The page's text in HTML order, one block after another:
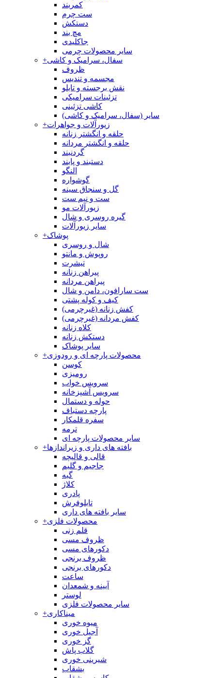
کمربند
ست چرم
دستکش
مچ بند
جاکلیدی
سایر محصولات چرمی
+سفال، سرامیک و کاشی
ظروف
مجسمه و تندیس
نقش برجسته و تابلو
تزئینات سرامیکی
کاشی تزئینی
سایر (سفال، سرامیک و کاشی)
+زیورآلات و جواهرات
حلقه و انگشتر زنانه
حلقه و انگشتر مردانه
گردنبند
دستبند و پابند
النگو
گوشواره
گل و سنجاق سینه
ست و نیم ست
زیورآلات مو
گیره روسری و شال
سایر زیورآلات
+پوشاک
شال و روسری
روپوش و مانتو
تیشرت
پیراهن زنانه
پیراهن مردانه
ست سارافون، دامن و شال
کیف و کوله پشتی
کفش زنانه (غیرچرمی)
کفش مردانه (غیرچرمی)
کلاه زنانه
دستکش زنانه
سایر پوشاک
+محصولات پارچه ای و رودوزی
کوسن
رومیزی
سرویس خواب
سرویس آشپزخانه
حوله و دستمال
پارچه دستباف
سفره قلمکار
ترمه
سایر محصولات پارچه ای
+بافته های داری و زیراندازها
قالی و قالیچه
جاجیم و گلیم
گبه
کلاژ
پادری
تابلوفرش
سایر بافته های داری
+محصولات فلزی
قلم زنی
ظروف مسی
دکورهای مسی
ظروف برنجی
دکورهای برنجی
ساعت
آیینه و شمعدان
لوستر
سایر محصولات فلزی
+میناکاری
میوه خوری
آجیل خوری
گز خوری
گلاب پاش
شیرینی خوری
بشقاب